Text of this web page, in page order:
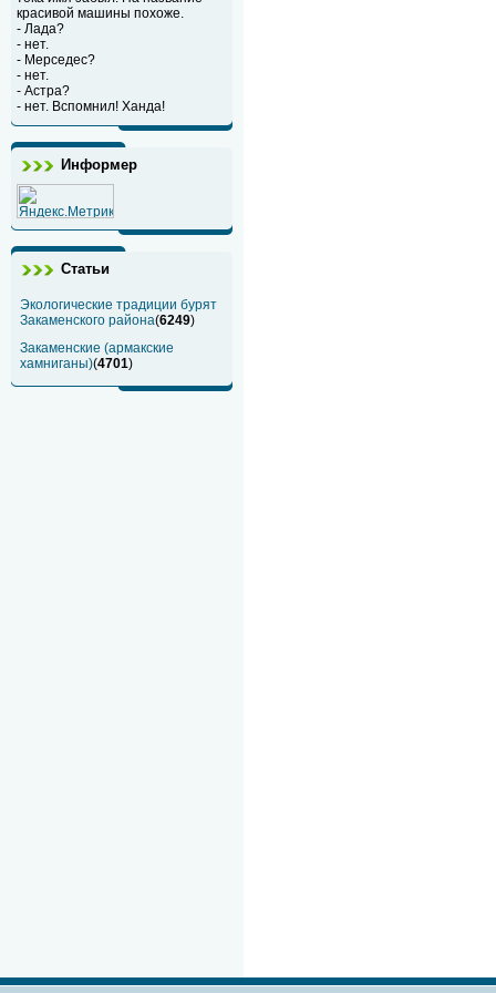
красивой машины похоже.
- Лада?
- нет.
- Мерседес?
- нет.
- Астра?
- нет. Вспомнил! Ханда!
Информер
Статьи
Экологические традиции бурят
Закаменского района(6249)
Закаменские (армакские
хамниганы)(4701)